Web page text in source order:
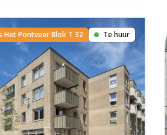
Het Pontveer Blok T 32 Te huur